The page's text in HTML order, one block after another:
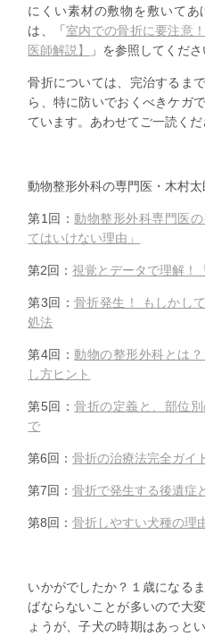
にくい素材の敷物を敷いてあ
は、「室内での骨折に要注意
医師解説】
」を参照してくださ
骨折については、完治するま
ら、特に防いでおくべきケガ
ています。あわせてご一読くだ
動物整形外科の専門医・木村
第1回：動物整形外科専門医
てはいけない理由」
第2回：視覚とデータで理解！
第3回：骨折発生！ もしかし
処法
第4回：動物の整形外科とは
し方ヒント
第5回：骨折の定義と、部位
で
第6回：骨折の治療法完全ガイ
第7回：⾻折で発⽣する後遺症
第8回：骨折しやすい犬種の理
いかがでしたか？１歳になる
ばならないことが多いので大
ょうが、子犬の時期はあっと